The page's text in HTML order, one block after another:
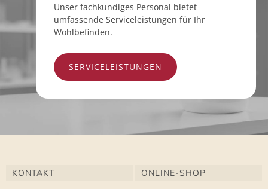
Unser fachkundiges Personal bietet
umfassende Serviceleistungen für Ihr
Wohlbefinden.
SERVICELEISTUNGEN
KONTAKT ONLINE-SHOP